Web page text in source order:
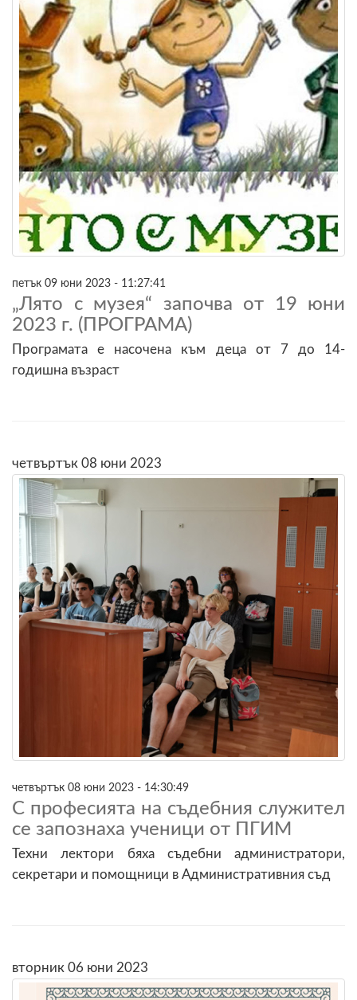
петък 09 юни 2023 - 11:27:41
„Лято с музея“ започва от 19 юни
2023 г. (ПРОГРАМА)
Програмата е насочена към деца от 7 до 14-
годишна възраст
четвъртък 08 юни 2023
четвъртък 08 юни 2023 - 14:30:49
С професията на съдебния служител
се запознаха ученици от ПГИМ
Техни лектори бяха съдебни администратори,
секретари и помощници в Административния съд
вторник 06 юни 2023